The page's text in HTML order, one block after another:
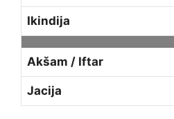
Ikindija
Akšam / Iftar
Jacija